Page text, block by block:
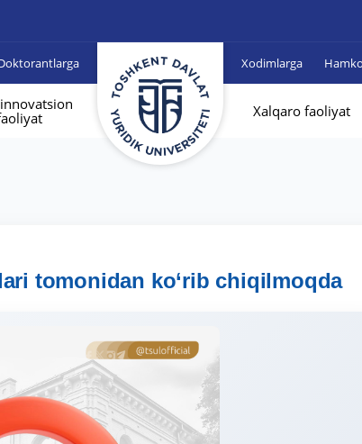
Xodimlarga
Xalqaro faoliyat
tomonidan ko‘rib chiqilmoqda